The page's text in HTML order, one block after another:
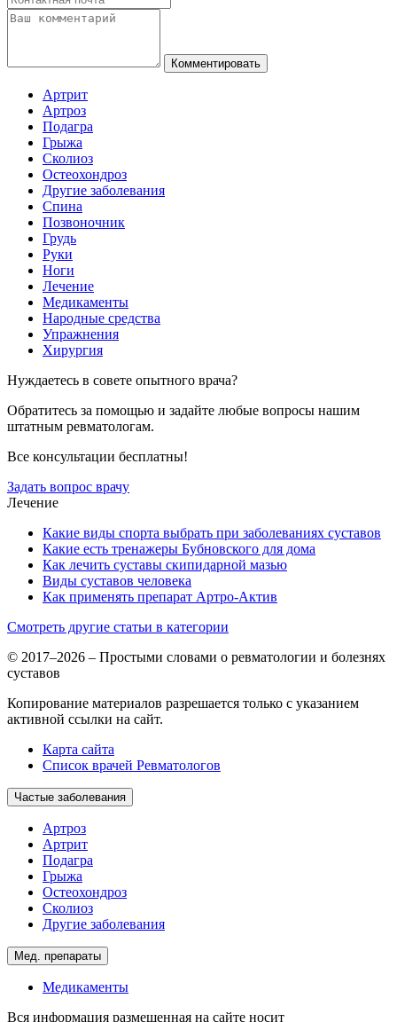
Комментировать
Артрит
Артроз
Подагра
Грыжа
Сколиоз
Остеохондроз
Другие заболевания
Спина
Позвоночник
Грудь
Руки
Ноги
Лечение
Медикаменты
Народные средства
Упражнения
Хирургия
Нуждаетесь в совете опытного врача?
Обратитесь за помощью и задайте любые вопросы нашим
штатным ревматологам.
Все консультации бесплатны!
Задать вопрос врачу
Лечение
Какие виды спорта выбрать при заболеваниях суставов
Какие есть тренажеры Бубновского для дома
Как лечить суставы скипидарной мазью
Виды суставов человека
Как применять препарат Артро-Актив
Смотреть другие статьи в категории
© 2017–2026 – Простыми словами о ревматологии и болезнях
суставов
Копирование материалов разрешается только с указанием
активной ссылки на сайт.
Карта сайта
Список врачей Ревматологов
Частые заболевания
Артроз
Артрит
Подагра
Грыжа
Остеохондроз
Сколиоз
Другие заболевания
Мед. препараты
Медикаменты
Вся информация размещенная на сайте носит